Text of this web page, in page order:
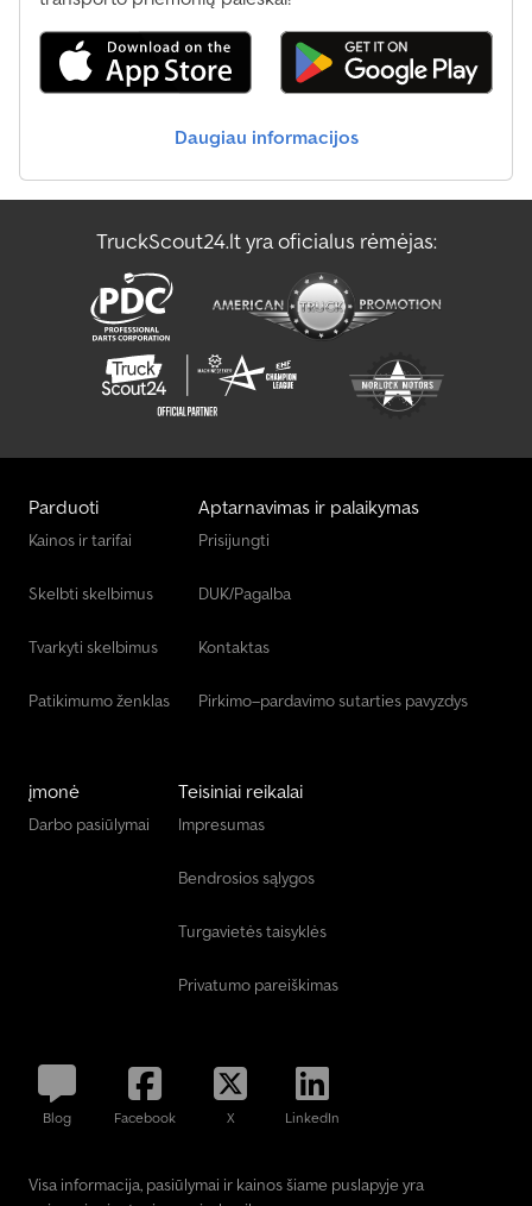
Daugiau informacijos
TruckScout24.lt yra oficialus rėmėjas:
Parduoti
Kainos ir tarifai
Skelbti skelbimus
Tvarkyti skelbimus
Patikimumo ženklas
Aptarnavimas ir palaikymas
Prisijungti
DUK/Pagalba
Kontaktas
Pirkimo–pardavimo sutarties pavyzdys
įmonė
Darbo pasiūlymai
Teisiniai reikalai
Impresumas
Bendrosios sąlygos
Turgavietės taisyklės
Privatumo pareiškimas
Blog Facebook X LinkedIn
Visa informacija, pasiūlymai ir kainos šiame puslapyje yra